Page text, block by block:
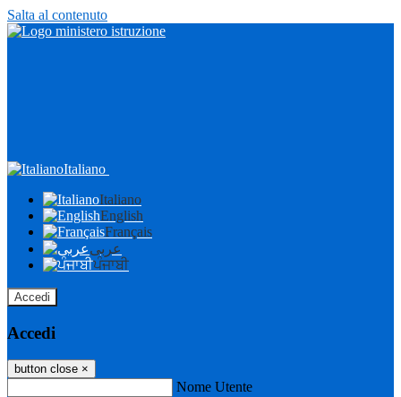
Salta al contenuto
Italiano
Italiano
English
Français
عربى
ਪੰਜਾਬੀ
Accedi
Accedi
button close ×
Nome Utente